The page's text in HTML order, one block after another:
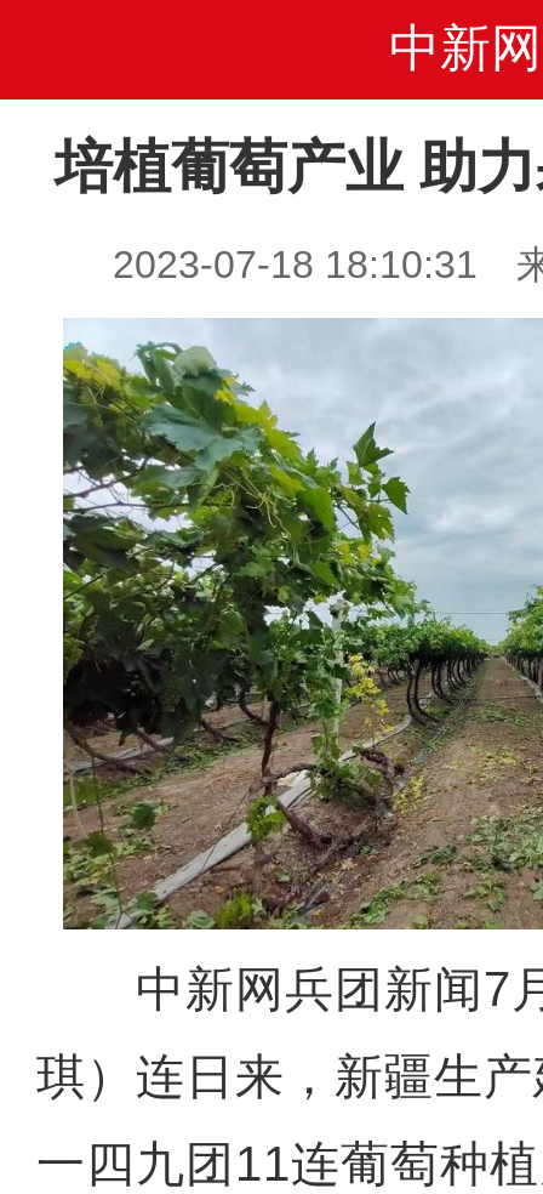
中新网
培植葡萄产业 助
2023-07-18 18:10:31
中新网兵团新闻7
琪）连日来，新疆生
一四九团11连葡萄种